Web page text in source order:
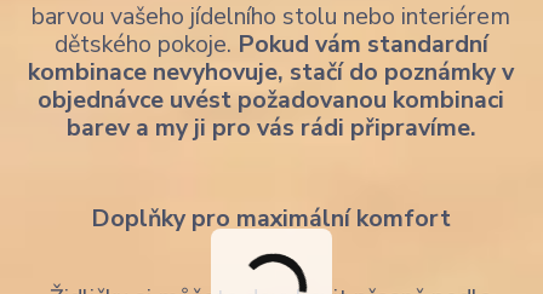
barvou vašeho jídelního stolu nebo interiérem
dětského pokoje. Pokud vám standardní
kombinace nevyhovuje, stačí do poznámky v
objednávce uvést požadovanou kombinaci
barev a my ji pro vás rádi připravíme.
Doplňky pro maximální komfort